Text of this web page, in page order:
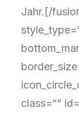
Jahr.[/
class=““